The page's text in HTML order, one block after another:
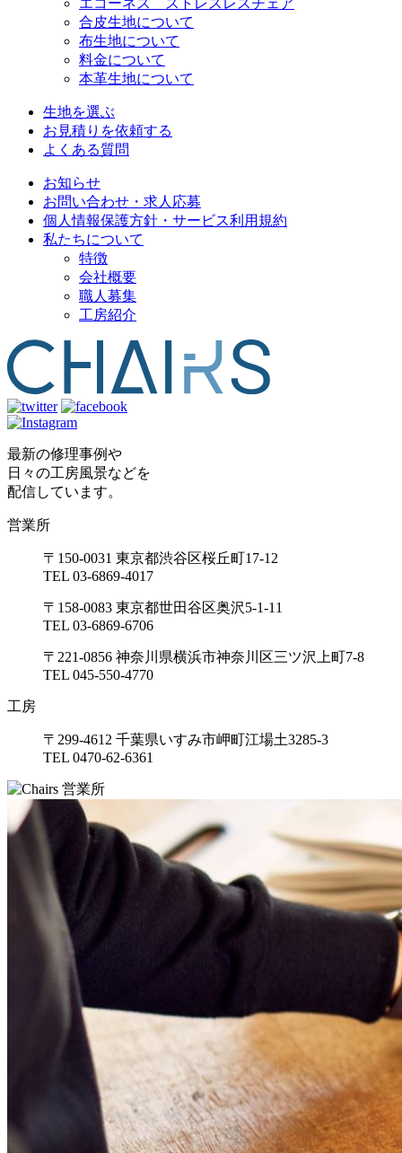
エコーネス ストレスレスチェア
合皮生地について
布生地について
料金について
本革生地について
生地を選ぶ
お見積りを依頼する
よくある質問
お知らせ
お問い合わせ・求人応募
個人情報保護方針・サービス利用規約
私たちについて
特徴
会社概要
職人募集
工房紹介
最新の修理事例や
日々の工房風景などを
配信しています。
営業所
〒150-0031 東京都渋谷区桜丘町17-12
TEL 03-6869-4017
〒158-0083 東京都世田谷区奥沢5-1-11
TEL 03-6869-6706
〒221-0856 神奈川県横浜市神奈川区三ツ沢上町7-8
TEL 045-550-4770
工房
〒299-4612 千葉県いすみ市岬町江場土3285-3
TEL 0470-62-6361